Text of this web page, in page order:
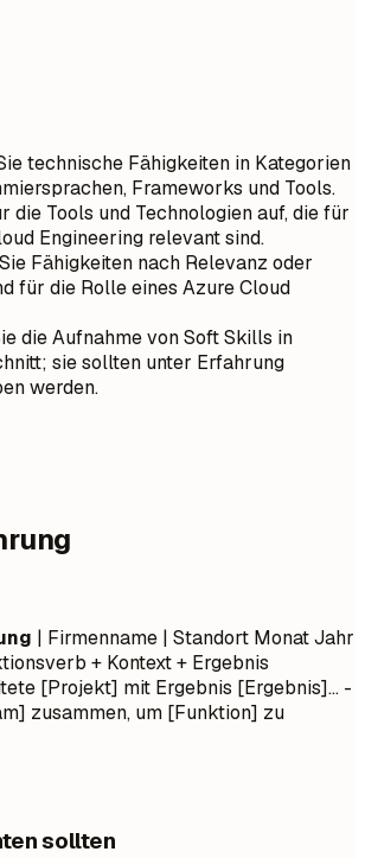
technische Fähigkeiten in Kategorien
Frameworks und Tools.
die Tools und Technologien auf, die für
Engineering relevant sind.
Fähigkeiten nach Relevanz oder
für die Rolle eines Azure Cloud
die Aufnahme von Soft Skills in
sie sollten unter Erfahrung
werden.
| Firmenname | Standort Monat Jahr
+ Kontext + Ergebnis
[Projekt] mit Ergebnis [Ergebnis]... -
zusammen, um [Funktion] zu
sollten